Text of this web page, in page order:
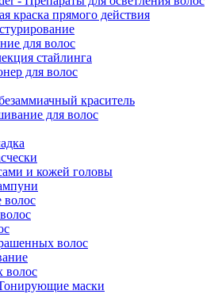
краска прямого действия
для волос
стайлинга
для волос
краситель
для волос
и кожей головы
волос
волос
волос
маски